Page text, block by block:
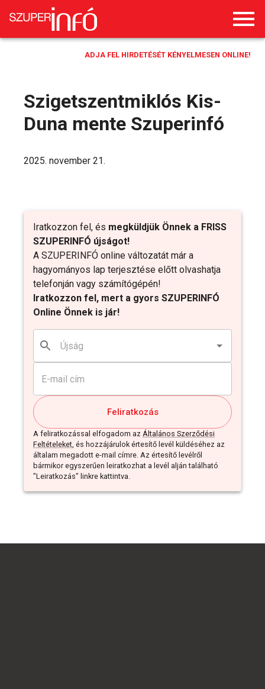
ADJA FEL HIRDETÉSÉT KÉNYELMESEN ONLINE!
Szigetszentmiklós Kis-
Duna mente Szuperinfó
Iratkozzon fel, és megküldjük Önnek a FRISS
SZUPERINFÓ újságot!
A SZUPERINFÓ online változatát már a
hagyományos lap terjesztése előtt olvashatja
telefonján vagy számítógépén!
Iratkozzon fel, mert a gyors SZUPERINFÓ
Online Önnek is jár!
Feliratkozás
A feliratkozással elfogadom az Általános Szerződési
Feltételeket, és hozzájárulok értesítő levél küldéséhez az
általam megadott e-mail címre. Az értesítő levélről
bármikor egyszerűen leiratkozhat a levél alján található
"Leiratkozás" linkre kattintva.
2025. november 21.